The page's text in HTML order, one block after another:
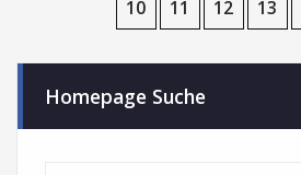
10 11 12 13
Homepage Suche